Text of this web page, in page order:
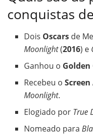
conquistas
Dois Oscars de
Moonlight(2016) e
Ganhou o Golden
Recebeu o
Moonlight.
Elogiado por True
Nomeado para